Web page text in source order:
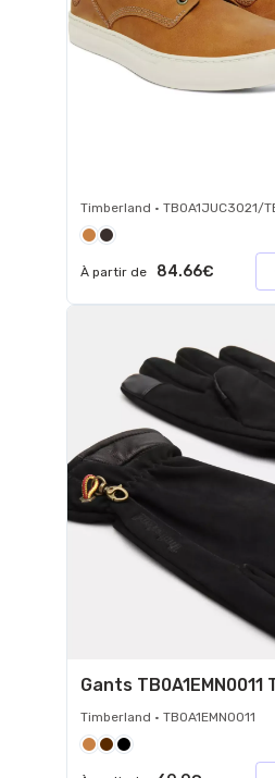
Timberland • TB0A1JUC3021/
À partir de 84.66€
Gants TB0A1EMN0011
Timberland • TB0A1EMN0011